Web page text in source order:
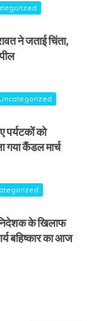
ने जताई चिंता,
Uncategorized
पर्यटकों को
गया कैंडल मार्च
निदेशक के खिलाफ
बहिष्कार का आज